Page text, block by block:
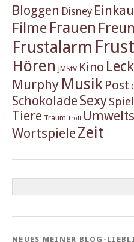
Bloggen Disney
Filme Frauen
Frustalarm
Hören JMStV Kino
Murphy Musik Post
Schokolade Sexy
Tiere Traum Troll
Wortspiele Zeit
NEUES MEINER BLOG-